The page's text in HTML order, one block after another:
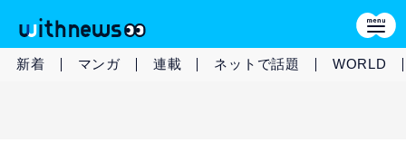
新着 マンガ 連載 ネットで話題 WORLD